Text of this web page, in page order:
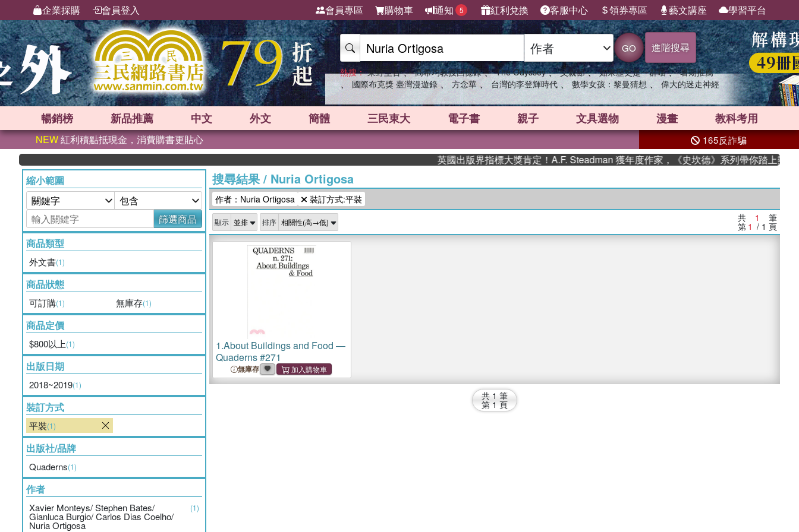
企業採購 會員登入 會員專區 購物車 通知 5 紅利兌換 客服中心 領券專區 藝文講座 學習平台
GO 進階搜尋
熱搜： 東野圭吾 、 高希均教授回憶錄 、 The Odyssey 、 父親節 、 如果歷史是一群喵 、 暑期推薦
、 國際布克獎 臺灣漫遊錄 、 方念華 、 台灣的李登輝時代 、 數學女孩：黎曼猜想 、 偉大的迷走神經
暢銷榜 新品推薦 中文 外文 簡體 三民東大 電子書 親子 文具選物 漫畫 教科考用
NEW紅利積點抵現金，消費購書更貼心 165反詐騙
英國出版界指標大獎肯定！A.F. Steadman 獲年度作家，《史坎德》系列帶你踏上熱血奇
縮小範圍
篩選商品
商品類型
外文書(1)
商品狀態
可訂購(1) 無庫存(1)
商品定價
$800以上(1)
出版日期
2018~2019(1)
裝訂方式
平裝(1)
出版社/品牌
Quaderns(1)
作者
Xavier Monteys/ Stephen Bates/
Gianluca Burgio/ Carlos Dias Coelho/
Nuria Ortigosa
(1)
搜尋結果/ Nuria Ortigosa
作者：Nuria Ortigosa 裝訂方式:平裝
顯示 排序 共 1 筆
第 1 / 1 頁
1.About Buildings and Food ―
Quaderns #271
無庫存
共 1 筆
第 1 頁